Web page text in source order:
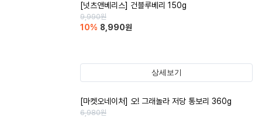
[넛츠앤베리스] 건블루베리 150g
9,990원
10% 8,990원
상세보기
[마켓오네이처] 오! 그래놀라 저당 통보리 360g
6,980원